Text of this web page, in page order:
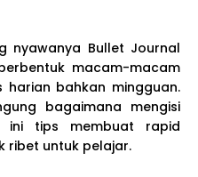
nyawanya Bullet Journal
macam-macam
harian bahkan mingguan.
bagaimana mengisi
ini tips membuat rapid
ribet untuk pelajar.